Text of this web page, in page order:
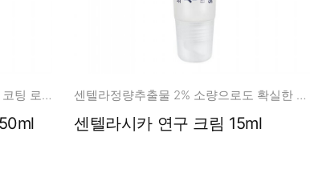
소품
미취학
청소년
고함량 실크수 23%! 손상 모발 윤기 코팅 로션
150ml
센텔라정량추출물 2% 소량으로도 확실한 스팟 집중 케어
센텔라시카 연구 크림 15ml